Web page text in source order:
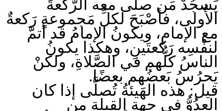
يَسجُدْ مَن صلَّى معه الرَّكعةَ
الأُولى، فأصْبَحَ لكلِّ مَجموعةٍ رَكعةٌ
مع الإمامِ، ويكونُ الإمامُ قد أتمَّ
لنفْسِه رَكعتَينِ، وهكذا يكونُ
الناسُ كلُّهم في الصَّلاةِ، ولكنْ
يَحرُسُ بَعضُهم بعضًا.
قيل: هذه الهَيئةُ تُصلَّى إذا كان
العدُوُّ في جِهةِ القِبلةِ مِن